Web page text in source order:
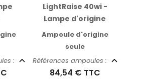
:
LightRaise 40wi -
Lampe d'origine
Ampoule d'origine
seule
Références ampoules :
84,54 € TTC